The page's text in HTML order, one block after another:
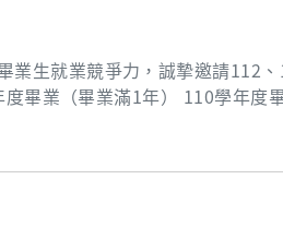
業生就業競爭力，誠摯邀請112
更美好！ 詳情將於8月更新在問